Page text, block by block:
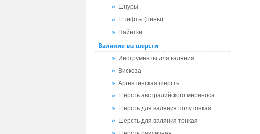
Шнуры
Штифты (пины)
Пайетки
Валяние из шерсти
Инструменты для валяния
Вискоза
Аргентинская шерсть
Шерсть австралийского мериноса
Шерсть для валяния полутонкая
Шерсть для валяния тонкая